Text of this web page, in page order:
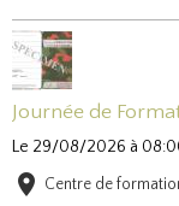
Journée de
Le 29/08/2026 à
Centre de